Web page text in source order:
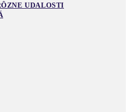
UDALOSTI